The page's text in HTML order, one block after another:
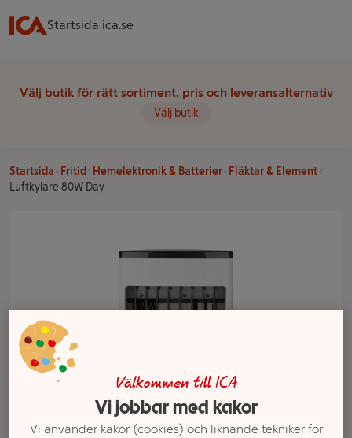
Startsida ica.se
Välj butik för rätt sortiment, pris och leveransalternativ
Välj butik
Startsida Fritid Hemelektronik & Batterier
Fläktar & Element
Luftkylare 80W Day
Välkommen till ICA
Vi jobbar med kakor
Vi använder kakor (cookies) och liknande tekniker för